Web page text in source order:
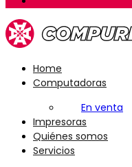
Home
Computadoras
En venta
Impresoras
Quiénes somos
Servicios